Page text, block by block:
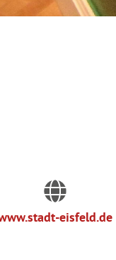
eisfeld.de